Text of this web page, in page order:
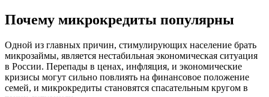
Почему микрокредиты популярны
Одной из главных причин, стимулирующих население брать
микрозаймы, является нестабильная экономическая ситуация
в России. Перепады в ценах, инфляция, и экономические
кризисы могут сильно повлиять на финансовое положение
семей, и микрокредиты становятся спасательным кругом в